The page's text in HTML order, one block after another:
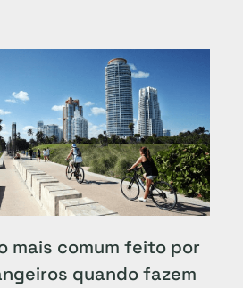
mais comum feito por
quando fazem